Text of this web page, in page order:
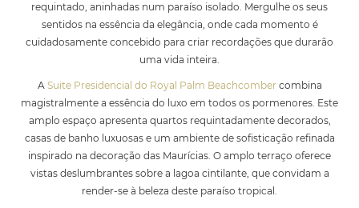
requintado, aninhadas num paraíso isolado. Mergulhe os seus
sentidos na essência da elegância, onde cada momento é
cuidadosamente concebido para criar recordações que durarão
uma vida inteira.
A Suite Presidencial do Royal Palm Beachcomber combina
magistralmente a essência do luxo em todos os pormenores. Este
amplo espaço apresenta quartos requintadamente decorados,
casas de banho luxuosas e um ambiente de sofisticação refinada
inspirado na decoração das Maurícias. O amplo terraço oferece
vistas deslumbrantes sobre a lagoa cintilante, que convidam a
render-se à beleza deste paraíso tropical.